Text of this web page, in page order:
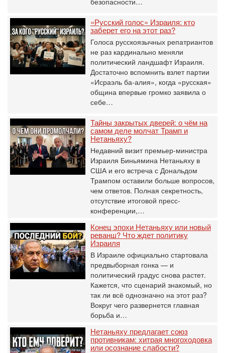
«Русский голос» Израиля: кто
заберет его на этот раз?
Голоса русскоязычных репатриантов
не раз кардинально меняли
политический ландшафт Израиля.
Достаточно вспомнить взлет партии
«Исраэль ба-алия», когда «русская»
община впервые громко заявила о
себе…
Тайны закрытых дверей: о чём на
самом деле молчат Трамп и
Нетаньяху?
Недавний визит премьер-министра
Израиля Биньямина Нетаньяху в
США и его встреча с Дональдом
Трампом оставили больше вопросов,
чем ответов. Полная секретность,
отсутствие итоговой пресс-
конференции,…
Конец эпохи Нетаньяху или новый
реванш? Что ждет политику
Израиля
В Израиле официально стартовала
предвыборная гонка — и
политический градус снова растет.
Кажется, что сценарий знакомый, но
так ли всё однозначно на этот раз?
Вокруг чего развернется главная
борьба и…
Нетаньяху предлагает союз
противникам: хитрая многоходовка
или осознание слабости?